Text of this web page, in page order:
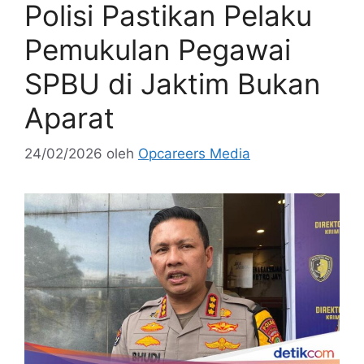
Polisi Pastikan Pelaku
Pemukulan Pegawai
SPBU di Jaktim Bukan
Aparat
24/02/2026 oleh Opcareers Media